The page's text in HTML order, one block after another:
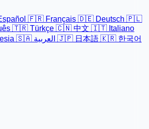
🇫🇷 Français 🇩🇪 Deutsch 🇵🇱
🇹🇷 Türkçe 🇨🇳 中文 🇮🇹 Italiano
🇸🇦 🇯🇵 日本語 🇰🇷 한국어